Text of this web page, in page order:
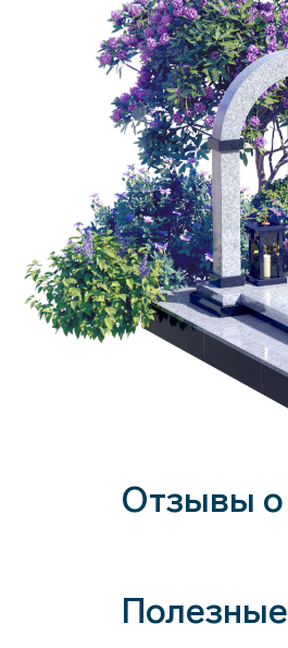
Отзывы о